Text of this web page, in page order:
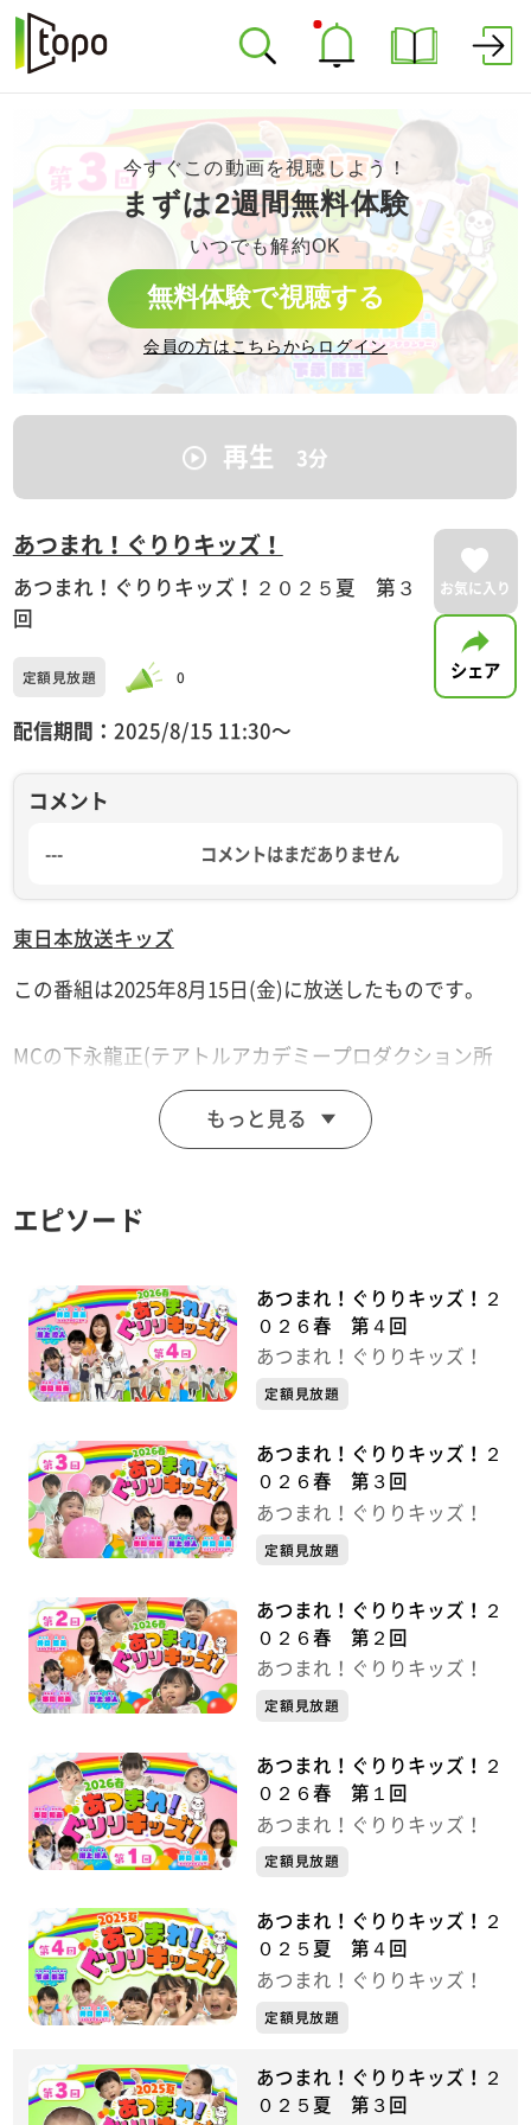
今すぐこの動画を視聴しよう！
まずは2週間無料体験
いつでも解約OK
無料体験で視聴する
会員の方はこちらからログイン
再生 3分
あつまれ！ぐりりキッズ！
あつまれ！ぐりりキッズ！２０２５夏 第３
回
定額見放題 0
配信期間： 2025/8/15 11:30〜
お気に入り
シェア
コメント
--- コメントはまだありません
東日本放送キッズ
この番組は2025年8月15日(金)に放送したものです。
MCの下永龍正(テアトルアカデミープロダクション所
属)、井口亜美(khbアナウンサー)、ぐりり(khbマスコッ
トキャラクター)が子どもたちと一緒に楽器あそびやぐ
りりの似顔絵を描いたり、風船を使ってカラダを動かす
第４弾です！
もっと見る
エピソード
あつまれ！ぐりりキッズ！２
０２６春 第４回
あつまれ！ぐりりキッズ！
定額見放題
あつまれ！ぐりりキッズ！２
０２６春 第３回
あつまれ！ぐりりキッズ！
定額見放題
あつまれ！ぐりりキッズ！２
０２６春 第２回
あつまれ！ぐりりキッズ！
定額見放題
あつまれ！ぐりりキッズ！２
０２６春 第１回
あつまれ！ぐりりキッズ！
定額見放題
あつまれ！ぐりりキッズ！２
０２５夏 第４回
あつまれ！ぐりりキッズ！
定額見放題
あつまれ！ぐりりキッズ！２
０２５夏 第３回